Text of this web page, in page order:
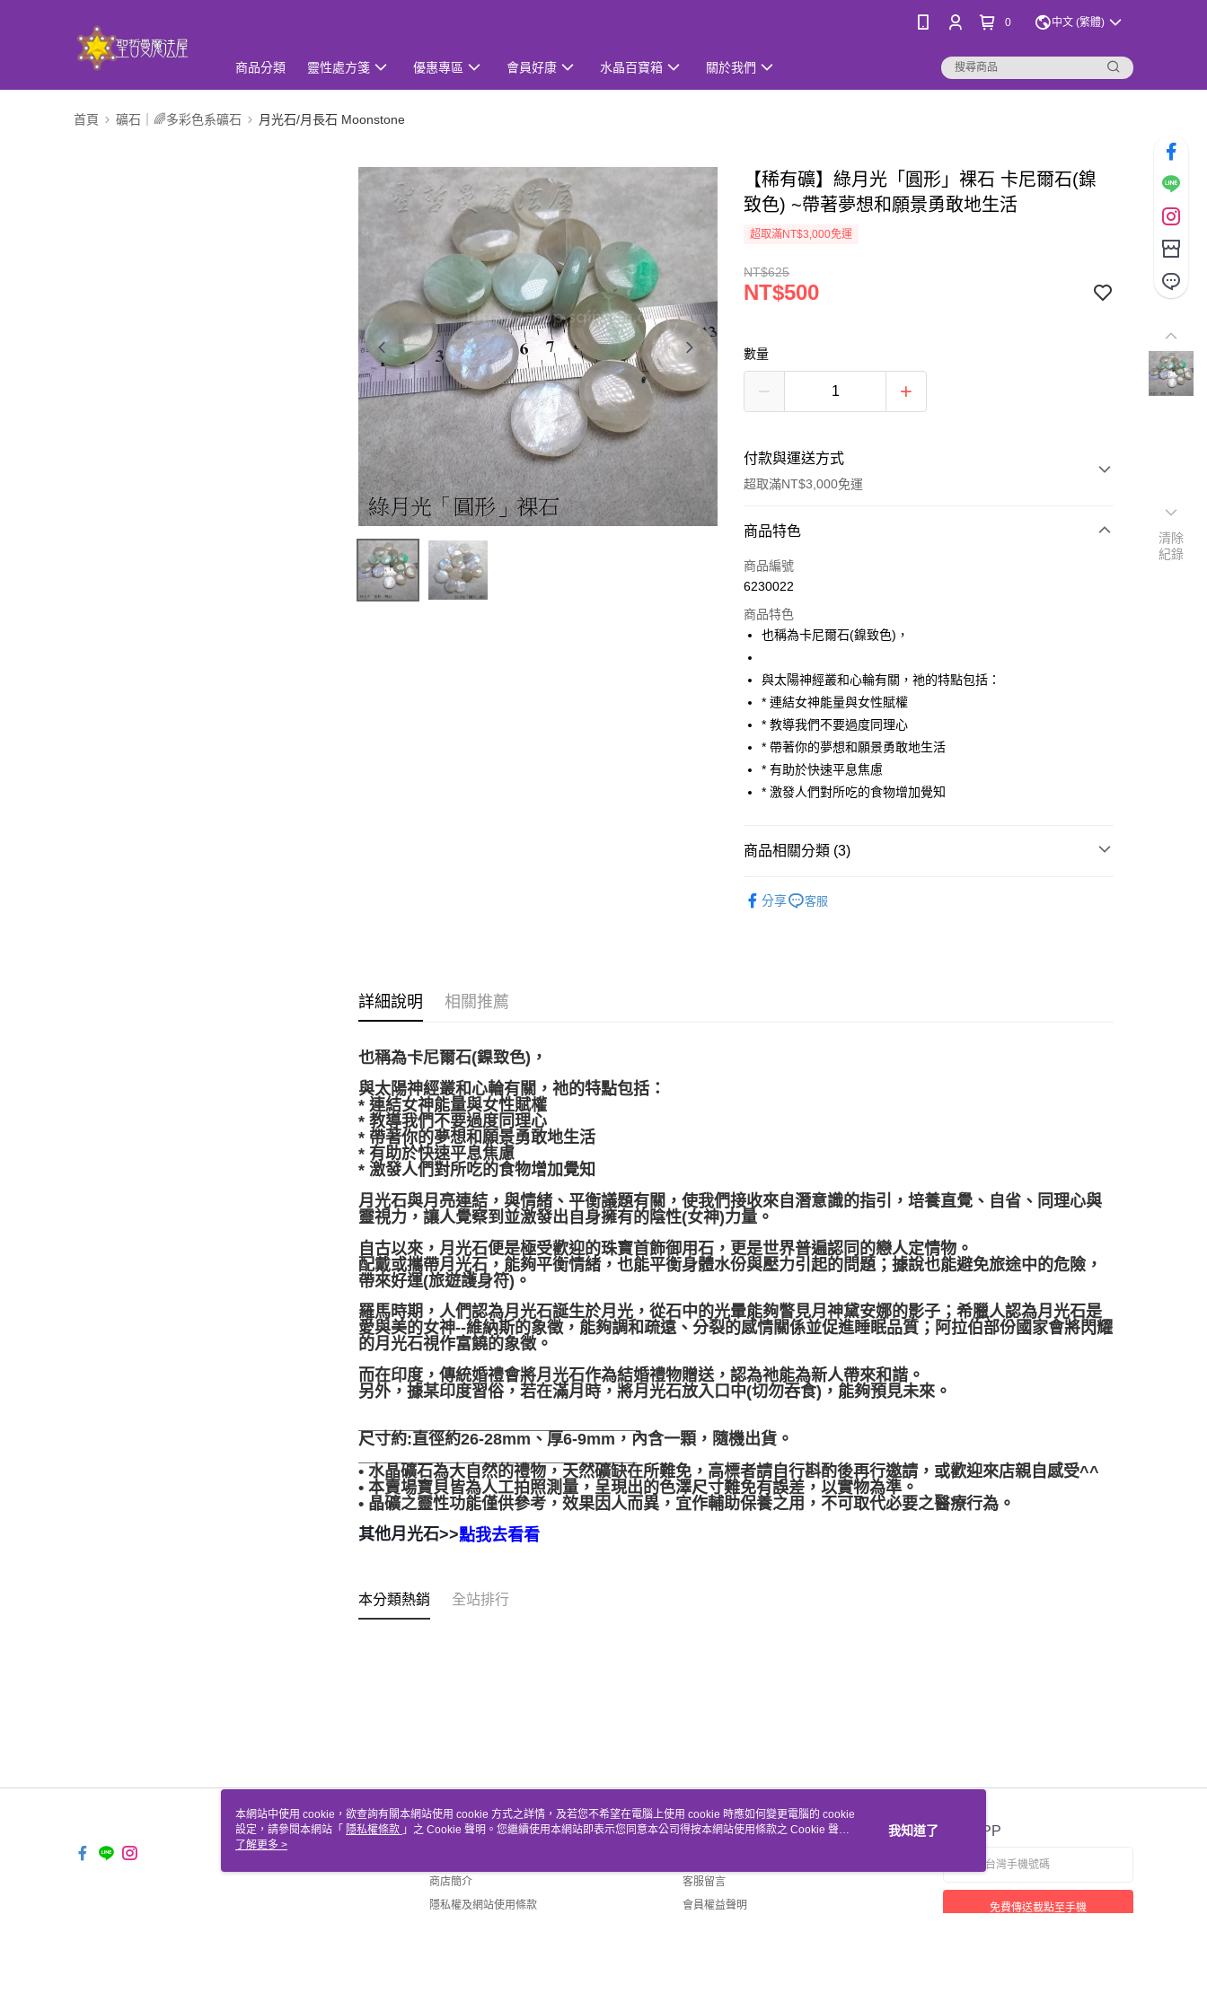
0 中文 (繁體)
商品分類 靈性處方箋 優惠專區 會員好康 水晶百寶箱 關於我們
首頁 礦石｜🌈多彩色系礦石 月光石/月長石 Moonstone
【稀有礦】綠月光「圓形」裸石 卡尼爾石(鎳
致色) ~帶著夢想和願景勇敢地生活
超取滿NT$3,000免運
NT$625
NT$500
數量
付款與運送方式
超取滿NT$3,000免運
付款方式
信用卡一次付款
LINE Pay
Apple Pay
街口支付
悠遊付
ATM付款
全家取貨付款
7-11取貨付款
商品特色
商品編號
6230022
商品特色
也稱為卡尼爾石(鎳致色)，
與太陽神經叢和心輪有關，祂的特點包括：
* 連結女神能量與女性賦權
* 教導我們不要過度同理心
* 帶著你的夢想和願景勇敢地生活
* 有助於快速平息焦慮
* 激發人們對所吃的食物增加覺知
商品相關分類 (3)
分享 客服
詳細說明 相關推薦
也稱為卡尼爾石(鎳致色)，
與太陽神經叢和心輪有關，祂的特點包括：
* 連結女神能量與女性賦權
* 教導我們不要過度同理心
* 帶著你的夢想和願景勇敢地生活
* 有助於快速平息焦慮
* 激發人們對所吃的食物增加覺知
月光石與月亮連結，與情緒、平衡議題有關，使我們接收來自潛意識的指引，培養直覺、自省、同理心與
靈視力，讓人覺察到並激發出自身擁有的陰性(女神)力量。
自古以來，月光石便是極受歡迎的珠寶首飾御用石，更是世界普遍認同的戀人定情物。
配戴或攜帶月光石，能夠平衡情緒，也能平衡身體水份與壓力引起的問題；據說也能避免旅途中的危險，
帶來好運(旅遊護身符)。
羅馬時期，人們認為月光石誕生於月光，從石中的光暈能夠瞥見月神黛安娜的影子；希臘人認為月光石是
愛與美的女神--維納斯的象徵，能夠調和疏遠、分裂的感情關係並促進睡眠品質；阿拉伯部份國家會將閃耀
的月光石視作富饒的象徵。
而在印度，傳統婚禮會將月光石作為結婚禮物贈送，認為祂能為新人帶來和諧。
另外，據某印度習俗，若在滿月時，將月光石放入口中(切勿吞食)，能夠預見未來。
尺寸約:直徑約26-28mm、厚6-9mm，內含一顆，隨機出貨。
• 水晶礦石為大自然的禮物，天然礦缺在所難免，高標者請自行斟酌後再行邀請，或歡迎來店親自感受^^
• 本賣場寶貝皆為人工拍照測量，呈現出的色澤尺寸難免有誤差，以實物為準。
• 晶礦之靈性功能僅供參考，效果因人而異，宜作輔助保養之用，不可取代必要之醫療行為。
其他月光石>>點我去看看
本分類熱銷 全站排行
關於我們
商店簡介
隱私權及網站使用條款
客服資訊
客服留言
會員權益聲明
官方APP
免費傳送載點至手機
清除
紀錄
本網站中使用 cookie，欲查詢有關本網站使用 cookie 方式之詳情，及若您不希望在電腦上使用 cookie 時應如何變更電腦的 cookie
設定，請參閱本網站「 隱私權條款 」之 Cookie 聲明。您繼續使用本網站即表示您同意本公司得按本網站使用條款之 Cookie 聲明
使用 cookie。
了解更多 >
我知道了